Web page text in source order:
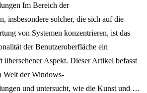
Im Bereich der
insbesondere solcher, die sich auf die
von Systemen konzentrieren, ist das
der Benutzeroberfläche ein
übersehener Aspekt. Dieser Artikel befasst
Welt der Windows-
und untersucht, wie die Kunst und …